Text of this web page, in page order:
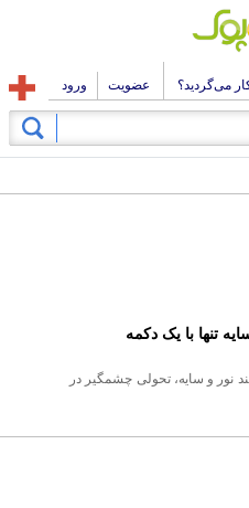
می‌گردید؟ عضویت ورود
تنها با یک دکمه
نور و سایه، تحولی چشمگیر در